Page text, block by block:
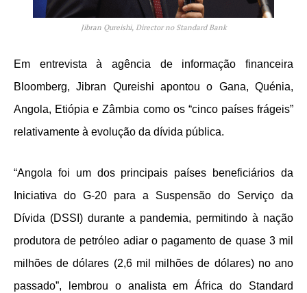
Jibran Qureishi, Director no Standard Bank
Em entrevista à agência de informação financeira
Bloomberg, Jibran Qureishi apontou o Gana, Quénia,
Angola, Etiópia e Zâmbia como os “cinco países frágeis”
relativamente à evolução da dívida pública.
“Angola foi um dos principais países beneficiários da
Iniciativa do G-20 para a Suspensão do Serviço da
Dívida (DSSI) durante a pandemia, permitindo à nação
produtora de petróleo adiar o pagamento de quase 3 mil
milhões de dólares (2,6 mil milhões de dólares) no ano
passado”, lembrou o analista em África do Standard